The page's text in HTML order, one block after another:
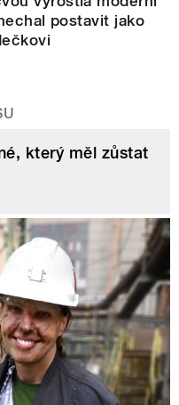
postavit jako
který měl zůstat